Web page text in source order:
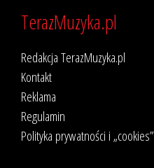
TerazMuzyka.pl
Redakcja TerazMuzyka.pl
Kontakt
Reklama
Regulamin
Polityka prywatności i „cookies”